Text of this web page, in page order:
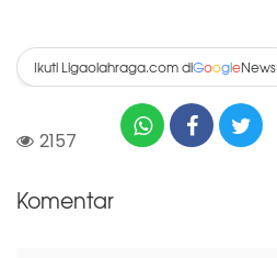
Ikuti Ligaolahraga.com diGoogleNews
2157
Komentar